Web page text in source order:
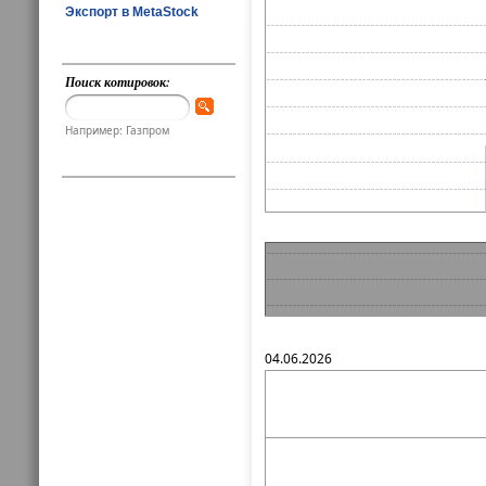
Экспорт в MetaStock
Поиск котировок:
Например: Газпром
04.06.2026